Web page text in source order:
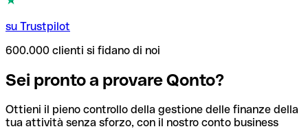
su Trustpilot
600.000 clienti si fidano di noi
Sei pronto a provare Qonto?
Ottieni il pieno controllo della gestione delle finanze della
tua attività senza sforzo, con il nostro conto business